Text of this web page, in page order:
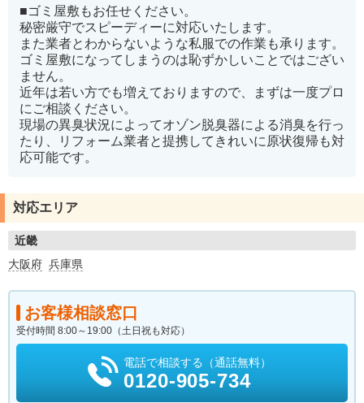
■ゴミ屋敷もお任せください。
秘密厳守でスピーディーに対応いたします。
また業者とわからないような私服での作業も承ります。
ゴミ屋敷になってしまうのは恥ずかしいことではござい
ません。
近年は若い方でも増えておりますので、まずは一度プロ
にご相談ください。
現場の異臭状況によってオゾン脱臭器による消臭を行っ
たり、リフォーム業者と提携してきれいに原状復帰も対
応可能です。
対応エリア
近畿
大阪府 兵庫県
お客様相談窓口
受付時間 8:00～19:00（土日祝も対応）
電話で相談する（通話無料）
0120-905-734